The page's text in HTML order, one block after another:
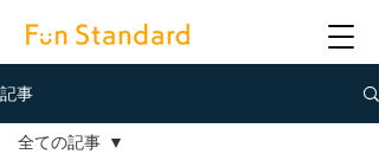
記事
全ての記事